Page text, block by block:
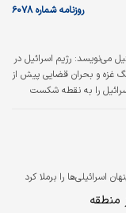
روزنامه شماره ۶۰۷۸
می‌نویسد: رژیم اسرائیل در
غزه و بحران قضایی پیش از
را به نقطه شکست
سرعت بسیاری از دوستانش
اسرائیلی‌ها را برملا کرد
منطقه